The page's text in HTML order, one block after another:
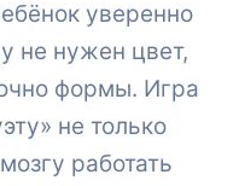
уверенно
не нужен цвет,
формы. Игра
не только
работать